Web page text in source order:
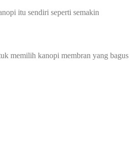
itu sendiri seperti semakin
memilih kanopi membran yang bagus